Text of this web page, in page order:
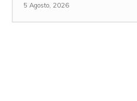
5 Agosto, 2026